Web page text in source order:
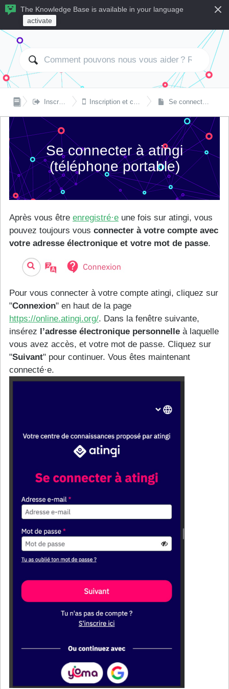
The Knowledge Base is available in your language
activate
 Inscription et connexion  Inscription et connexion sur téléphone portable Se connecter à atingi (téléphone portable)
Se connecter à atingi
(téléphone portable)
Après vous être enregistré·e une fois sur atingi, vous
pouvez toujours vous connecter à votre compte avec
votre adresse électronique et votre mot de passe.
Pour vous connecter à votre compte atingi, cliquez sur
"Connexion" en haut de la page
https://online.atingi.org/. Dans la fenêtre suivante,
insérez
l’adresse électronique personnelle à laquelle
vous avez accès, et votre mot de passe. Cliquez sur
"Suivant" pour continuer. Vous êtes maintenant
connecté·e.